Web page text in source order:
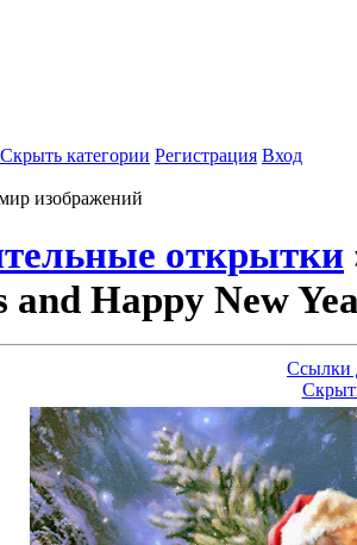
Скрыть категории Регистрация Вход
изображений
открытки
and Happy New
Ссылки